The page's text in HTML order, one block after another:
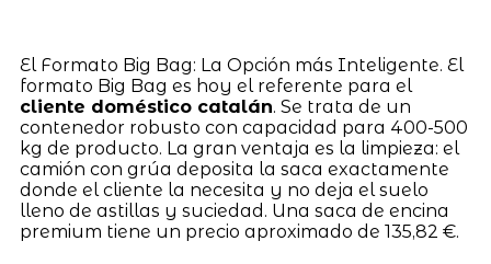
El Formato Big Bag: La Opción más Inteligente. El
formato Big Bag es hoy el referente para el
cliente doméstico catalán. Se trata de un
contenedor robusto con capacidad para 400-500
kg de producto. La gran ventaja es la limpieza: el
camión con grúa deposita la saca exactamente
donde el cliente la necesita y no deja el suelo
lleno de astillas y suciedad. Una saca de encina
premium tiene un precio aproximado de 135,82 €.